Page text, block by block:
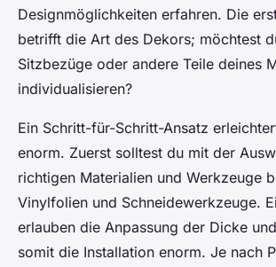
Designmöglichkeiten erfahren. Die
betrifft die Art des Dekors; möchtest
Sitzbezüge oder andere Teile deines
individualisieren?
Ein Schritt-für-Schritt-Ansatz
enorm. Zuerst solltest du mit der
richtigen Materialien und Werkzeuge
Vinylfolien und Schneidewerkzeuge.
erlauben die Anpassung der Dicke
somit die Installation enorm. Je nach